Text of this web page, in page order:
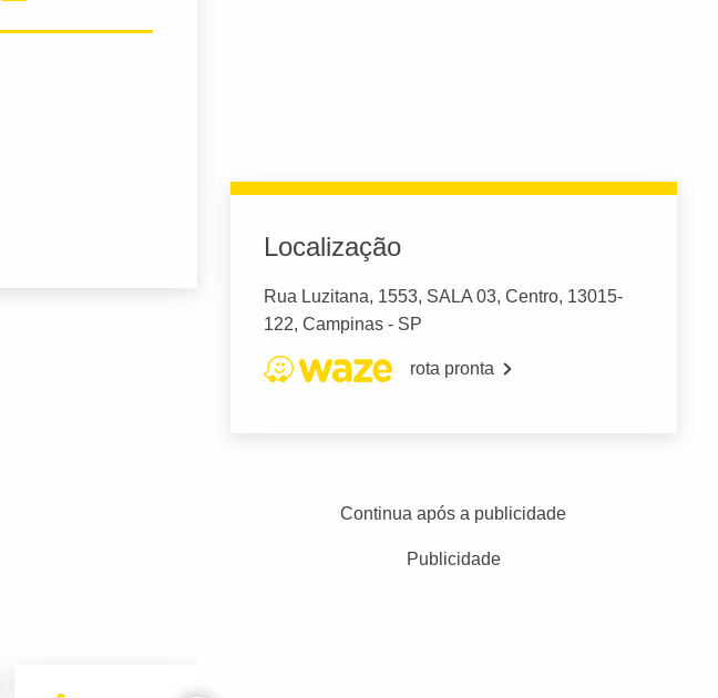
Localização
Rua Luzitana, 1553, SALA 03, Centro, 13015-
122, Campinas - SP
rota pronta
Continua após a publicidade
Publicidade